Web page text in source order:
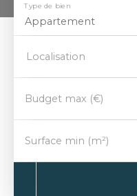
Appartement
Type de bien
Localisation
Budget max (€)
Surface min (m²)